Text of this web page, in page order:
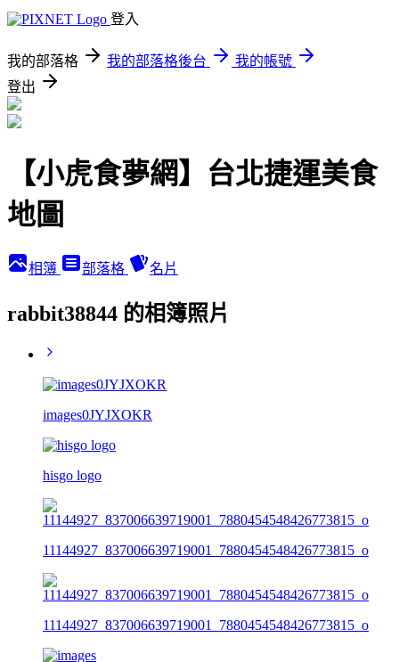
登入
我的部落格 我的部落格後台
我的帳號
登出
【小虎食夢網】台北捷運美食
地圖
相簿 部落格 名片
rabbit38844 的相簿照片
images0JYJXOKR
hisgo logo
11144927_837006639719001_7880454548426773815_o
11144927_837006639719001_7880454548426773815_o